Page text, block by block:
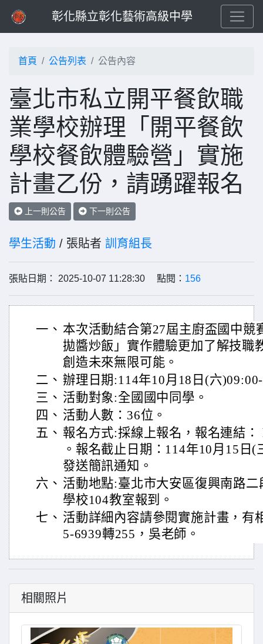
彰化縣立彰化藝術高級中學
首頁 公告列表 公告內容
臺北市私立開平餐飲職
業學校辦理「開平餐飲
學校餐飲體驗營」實施
計畫乙份，請踴躍報名
上一則公告 下一則公告
學生活動 / 張貼者 訓育組長
張貼日期： 2025-10-07 11:28:30 點閱： 156
一、 本次活動結合第27屆主廚盃國中競
拋醬炒飯」實作體驗更加了解技職
創造未來無限可能。
二、 辦理日期:114年10月18日(六
三、 活動對象:全國國中同學。
四、 活動人數：36位。
五、 報名方式:採線上報名，報名連結
。報名截止日期：114年10月15日
發送簡訊通知。
六、 活動地點:臺北市大安區復興南路
學校104教室報到。
七、 活動詳細內容請參閱實施計畫，有
5-6939轉255，吳老師。
相關照片